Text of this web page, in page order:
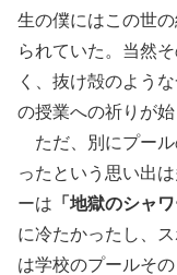
生の僕にはこの世
られていた。当然
く、抜け殻のよう
の授業への祈りが始
ただ、別にプール
ったという思い出
ーは 「地獄のシャワ
に冷たかったし、
は学校のプールそ